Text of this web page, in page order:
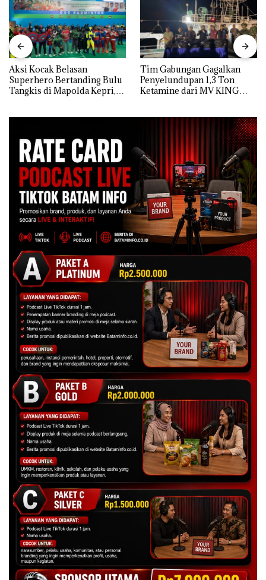
Aksi Kocak Belasan
Superhero Bertanding Bulu
Tangkis di Mapolda Kepri,
Tim Gabungan Gagalkan
Penyelundupan 1,3 Ton
Ketamine dari MV KING